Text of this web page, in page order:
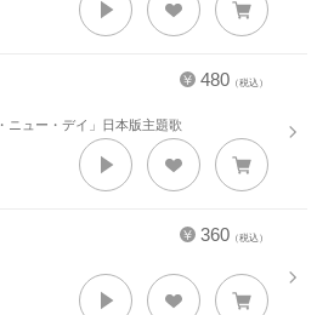
480 （税込）
ニュー・デイ」日本版主題歌
360 （税込）